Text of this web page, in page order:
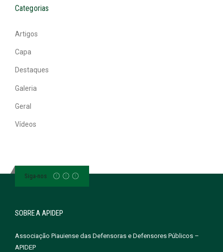
Categorias
Artigos
Capa
Destaques
Galeria
Geral
Vídeos
Siga-nos
SOBRE A APIDEP
Associação Piauiense das Defensoras e Defensores Públicos –
APIDEP